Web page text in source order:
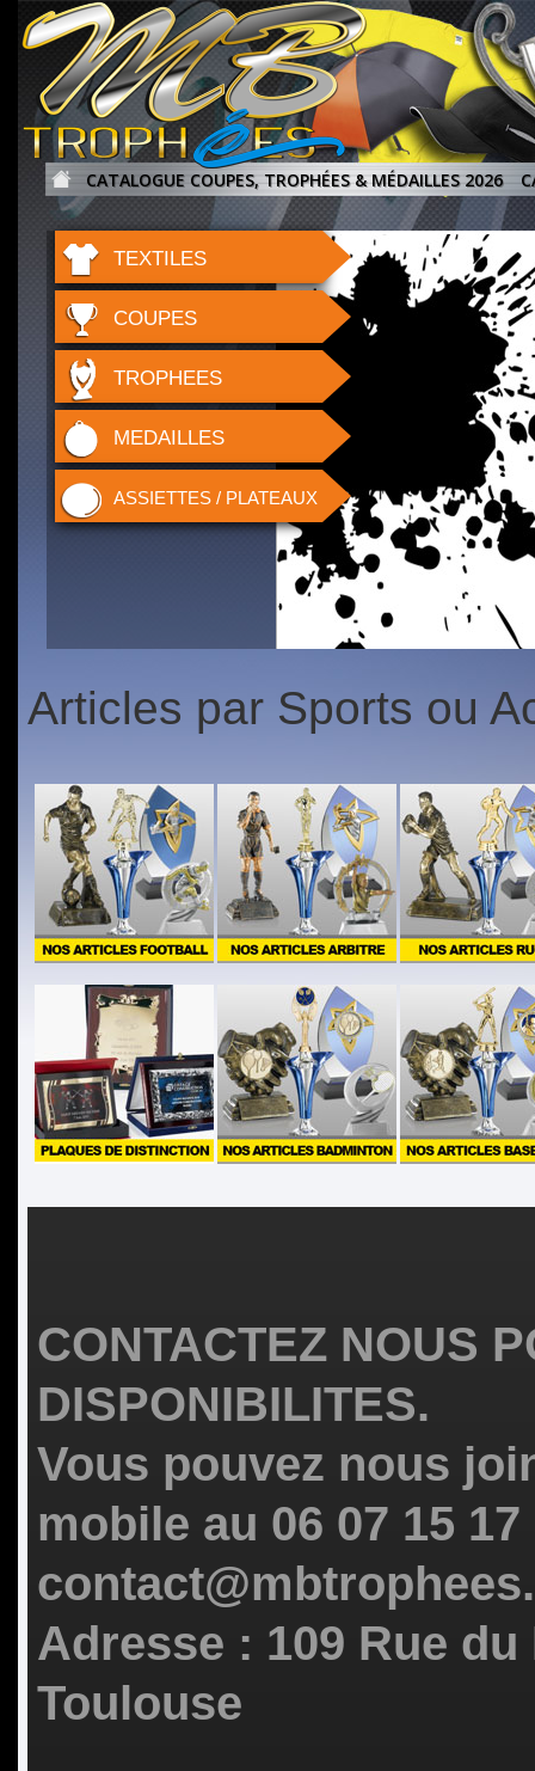
CATALOGUE COUPES, TROPHÉES & MÉDAILLES 2026
TEXTILES
COUPES
TROPHEES
MEDAILLES
ASSIETTES / PLATEAUX
5 1
Articles par Sports ou
CONTACTEZ NOUS
DISPONIBILITES.
Vous pouvez nous
mobile au 06 07 15
Adresse : 109 Rue
Toulouse